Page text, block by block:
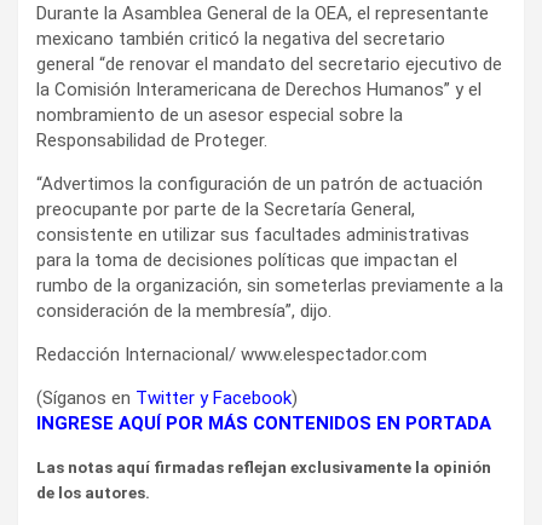
Durante la Asamblea General de la OEA, el representante
mexicano también criticó la negativa del secretario
general “de renovar el mandato del secretario ejecutivo de
la Comisión Interamericana de Derechos Humanos” y el
nombramiento de un asesor especial sobre la
Responsabilidad de Proteger.
“Advertimos la configuración de un patrón de actuación
preocupante por parte de la Secretaría General,
consistente en utilizar sus facultades administrativas
para la toma de decisiones políticas que impactan el
rumbo de la organización, sin someterlas previamente a la
consideración de la membresía”, dijo.
Redacción Internacional/ www.elespectador.com
(Síganos en Twitter yFacebook)
INGRESE AQUÍ POR MÁS CONTENIDOS EN PORTADA
Las notas aquí firmadas reflejan exclusivamente la opinión
de los autores.